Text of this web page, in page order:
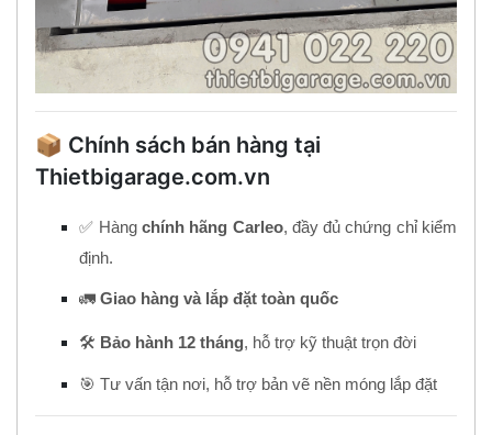
📦 Chính sách bán hàng tại
Thietbigarage.com.vn
✅ Hàng chính hãng Carleo, đầy đủ chứng chỉ kiểm
định.
🚛 Giao hàng và lắp đặt toàn quốc
🛠️ Bảo hành 12 tháng, hỗ trợ kỹ thuật trọn đời
🎯 Tư vấn tận nơi, hỗ trợ bản vẽ nền móng lắp đặt